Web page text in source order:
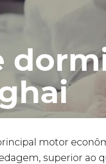
motor
superior ao